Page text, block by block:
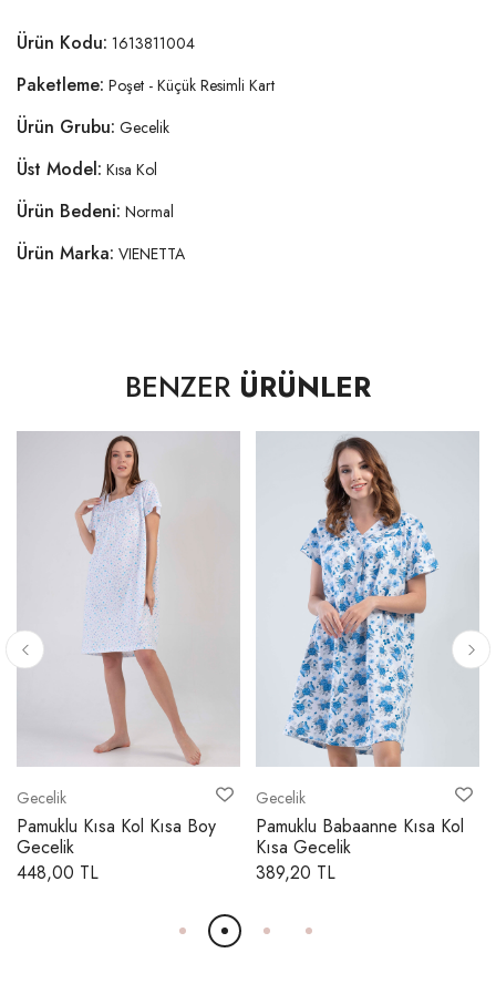
Ürün Kodu: 1613811004
Paketleme: Poşet - Küçük Resimli Kart
Ürün Grubu: Gecelik
Üst Model: Kısa Kol
Ürün Bedeni: Normal
Ürün Marka: VIENETTA
BENZER ÜRÜNLER
Gecelik
Pamuklu Kısa Kol Kısa Boy
Gecelik
448,00 TL
Gecelik
Pamuklu Babaanne Kısa Kol
Kısa Gecelik
389,20 TL